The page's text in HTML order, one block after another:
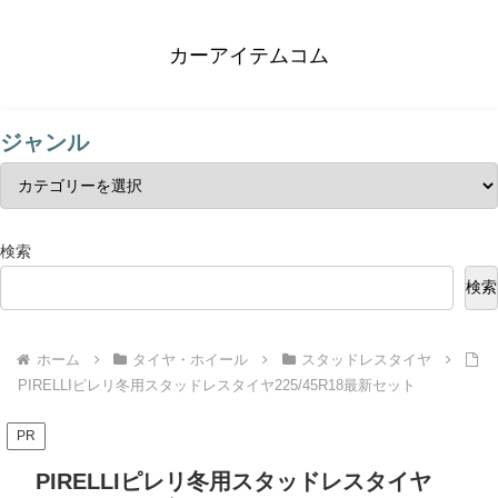
カーアイテムコム
ジャンル
検索
検索
ホーム タイヤ・ホイール
スタッドレスタイヤ
PIRELLIピレリ冬用スタッドレスタイヤ225/45R18最新セット
PR
PIRELLIピレリ冬用スタッドレスタイヤ